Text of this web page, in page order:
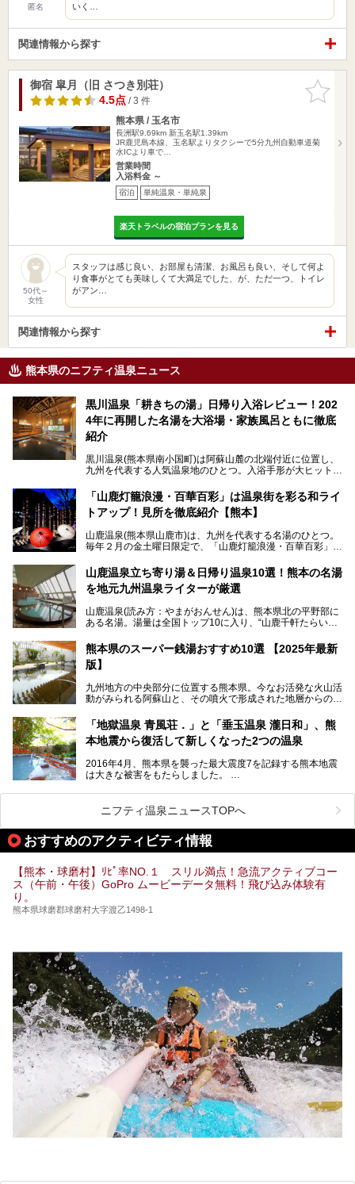
匿名
いく…
関連情報から探す
お気に入
りに追加
御宿 皐月（旧 さつき別荘）
4.5点/ 3 件
熊本県 / 玉名市
長洲駅9.69km 新玉名駅1.39km
JR鹿児島本線、玉名駅よりタクシーで5分九州自動車道菊
水ICより車で…
営業時間
入浴料金 ～
宿泊 単純温泉・単純泉
楽天トラベルの宿泊プランを見る
50代～
女性
スタッフは感じ良い、お部屋も清潔、お風呂も良い、そして何よ
り食事がとても美味しくて大満足でした、が、ただ一つ、トイレ
がアン…
関連情報から探す
熊本県のニフティ温泉ニュース
黒川温泉「耕きちの湯」日帰り入浴レビュー！202
4年に再開した名湯を大浴場・家族風呂ともに徹底
紹介
黒川温泉(熊本県南小国町)は阿蘇山麓の北端付近に位置し、
九州を代表する人気温泉地のひとつ。入浴手形が大ヒット
す。
中でも「耕きち(こうきち)の湯」は露天風呂を持たないもの
り一度廃業しましたが、2024年10月に営業再開。数多くの
温泉ファンに注目される名湯です。
今回は再開した耕きちの湯を訪問し、全浴室(男女別大浴
「山鹿灯籠浪漫・百華百彩」は温泉街を彩る和ライ
トアップ！見所を徹底紹介【熊本】
山鹿温泉(熊本県山鹿市)は、九州を代表する名湯のひとつ。
毎年２月の金土曜日限定で、「山鹿灯籠浪漫・百華百彩」
ます。和傘や竹、ろうそくなどを用いて、和情緒たっぷりの
ライトアップが無料で楽しめます。
日、の合計8日間開催。今回は地元九州在住の筆者が、その
見所を徹底紹介。併せて、その他イベントや立ち寄り湯も併
山鹿温泉立ち寄り湯＆日帰り温泉10選！熊本の名湯
を地元九州温泉ライターが厳選
山鹿温泉(読み方：やまがおんせん)は、熊本県北の平野部に
ある名湯。湯量は全国トップ10に入り、“山鹿千軒たらいな
泉質であり、お湯の良さにも定評があります。
今回は地元九州の温泉ライターの私が実際に入浴した中か
設・家族風呂の3パターンに分類し、合計10施設を厳選して
ご紹介。ぜひ、湯めぐりの参考にして下さいね！
熊本県のスーパー銭湯おすすめ10選 【2025年最新
版】
九州地方の中央部分に位置する熊本県。今なお活発な火山活
動がみられる阿蘇山と、その噴火で形成された地層からの湧
す。
そんな熊本県は、県内の至るところから温泉が湧いている温
泉県でもあります。山鹿温泉、玉名温泉、黒川温泉、人吉温
出すスーパー銭湯が豊富です。なかでも注目のスーパー銭湯
をピックアップしました。
「地獄温泉 青風荘．」と「垂玉温泉 瀧日和」、熊
本地震から復活して新しくなった2つの温泉
2016年4月、熊本県を襲った最大震度7を記録する熊本地震
は大きな被害をもたらしました。
阿蘇山麓の南阿蘇村の「地獄温泉 清風荘」、そして「清風
荘」から400mほど離れた「垂玉（たるたま）温泉 山口旅
館」の2軒は、この地震による土砂崩れなどのために、一時
期は孤立状態に。もしかしたらこの時のニュースで、「地獄
温泉」と「垂玉温泉」の名前を知った人もいるかもしれませ
ん。
この2軒は今どうなっているのでしょうか。実は現在は「地
獄温泉 青風荘．」「垂玉温泉 瀧日和」として営業を再開し
します。
ニフティ温泉ニュースTOPへ
おすすめのアクティビティ情報
【熊本・球磨村】ﾘﾋﾟ率NO.１ スリル満点！急流アクティブコー
ス（午前・午後）GoPro ムービーデータ無料！飛び込み体験有
り。
熊本県球磨郡球磨村大字渡乙1498-1